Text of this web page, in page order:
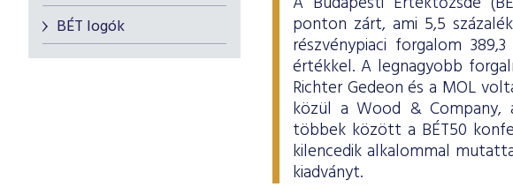
BÉT logók
ponton zárt, ami 5,5
részvénypiaci forgalom
értékkel. A legnagyobb
Richter Gedeon és a MOL
közül a Wood & Company,
többek között a BÉT50
kilencedik alkalommal
kiadványt.